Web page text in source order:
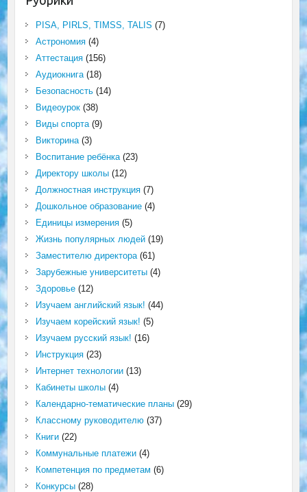
PISA, PIRLS, TIMSS, TALIS (7)
Астрономия(4)
Аттестация(156)
Аудиокнига(18)
Безопасность(14)
Видеоурок(38)
Виды спорта(9)
Викторина(3)
Воспитание ребёнка(23)
Директору школы(12)
Должностная инструкция(7)
Дошкольное образование(4)
Единицы измерения(5)
Жизнь популярных людей(19)
Заместителю директора(61)
Зарубежные университеты(4)
Здоровье(12)
Изучаем английский язык! (44)
Изучаем корейский язык! (5)
Изучаем русский язык! (16)
Инструкция(23)
Интернет технологии(13)
Кабинеты школы(4)
Календарно-тематические планы(29)
Классному руководителю(37)
Книги(22)
Коммунальные платежи(4)
Компетенция по предметам (6)
Конкурсы(28)